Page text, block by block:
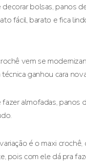
bolsas, panos
fácil, barato e fica
vem se
técnica ganhou cara
almofadas, panos
é o maxi
pois com ele dá pra